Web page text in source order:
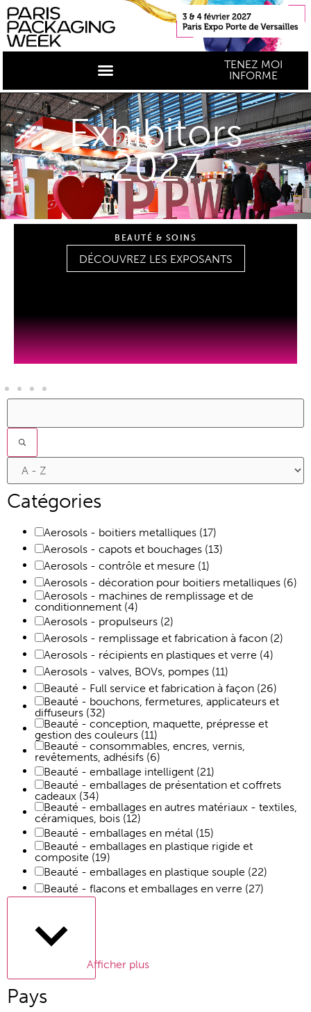
TENEZ MOI
INFORME
Exhibitors
2027
BEAUTÉ & SOINS
DÉCOUVREZ LES EXPOSANTS
Catégories
Aerosols - boitiers metalliques (17)
Aerosols - capots et bouchages (13)
Aerosols - contrôle et mesure (1)
Aerosols - décoration pour boitiers metalliques (6)
Aerosols - machines de remplissage et de
conditionnement (4)
Aerosols - propulseurs (2)
Aerosols - remplissage et fabrication à facon (2)
Aerosols - récipients en plastiques et verre (4)
Aerosols - valves, BOVs, pompes (11)
Beauté - Full service et fabrication à façon (26)
Beauté - bouchons, fermetures, applicateurs et
diffuseurs (32)
Beauté - conception, maquette, prépresse et
gestion des couleurs (11)
Beauté - consommables, encres, vernis,
revêtements, adhésifs (6)
Beauté - emballage intelligent (21)
Beauté - emballages de présentation et coffrets
cadeaux (34)
Beauté - emballages en autres matériaux - textiles,
céramiques, bois (12)
Beauté - emballages en métal (15)
Beauté - emballages en plastique rigide et
composite (19)
Beauté - emballages en plastique souple (22)
Beauté - flacons et emballages en verre (27)
Afficher plus
Pays